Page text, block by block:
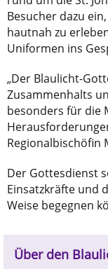
Besucher dazu
hautnah zu
Uniformen ins
„Der Blaulicht-
Zusammenhalts
besonders für die
Regionalbischöfin
Der Gottesdienst
Einsatzkräfte und
Weise begegnen
Über den